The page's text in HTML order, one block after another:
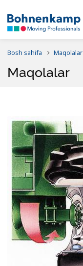
Bosh sahifa Maqolalar
Maqolalar